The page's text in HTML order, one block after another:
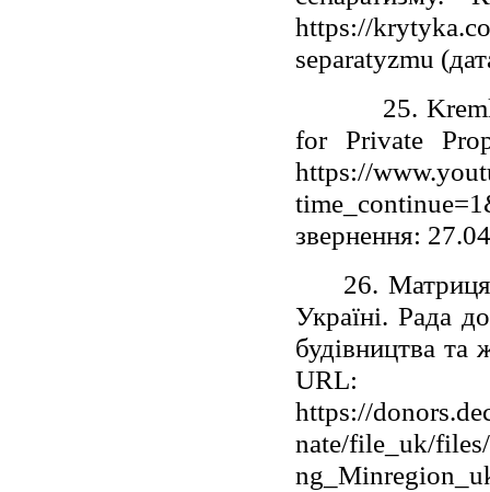
https://
separatyzmu
25. Kremlin
for Private
https://
звернення:
26. Матриця
Україні. Рада
будівництва та
URL:
https://
nate/file_uk/